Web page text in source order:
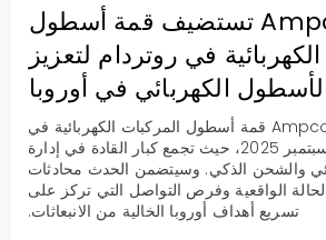
Ampcontrol تستضيف قمة أسطول
في روتردام لتعزيز
الكهربائي في أوروبا
تستضيف Ampcontrol قمة أسطول المركبات الكهربائية في
روتردام في 30 سبتمبر 2025، حيث تجمع كبار القادة في إدارة
والشحن الذكي. وسيتضمن الحدث محادثات
الواقعية وفرص التواصل التي تركز على
تسريع أهداف أوروبا الخالية من الانبعاثات.